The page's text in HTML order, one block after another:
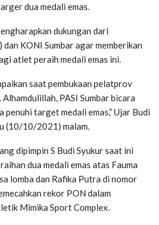
dua medali emas.
dukungan dari
KONI Sumbar agar memberikan
atlet peraih medali emas ini.
saat pembukaan pelatprov
PASI Sumbar bicara
target medali emas,” Ujar Budi
(10/10/2021) malam.
dipimpin S Budi Syukur saat ini
dua medali emas atas Fauma
lomba dan Rafika Putra di nomor
rekor PON dalam
Mimika Sport Complex.